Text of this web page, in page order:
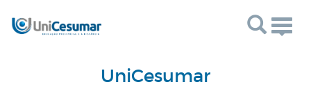
UniCesumar